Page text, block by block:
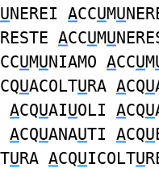
UNEREI ACCUMU
ACCUMU
CCUMUNIAMO ACCUM
CQUACOLTURA ACQU
ACQUAIUOLI ACQU
ACQUANAUTI ACQU
URA ACQUICOLTU